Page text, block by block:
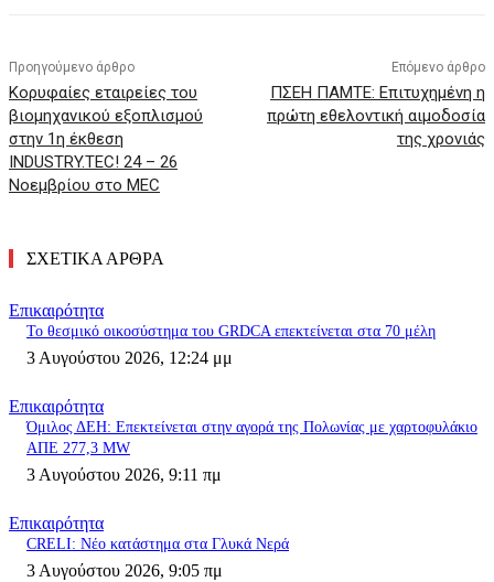
Προηγούμενο άρθρο
Κορυφαίες εταιρείες του
βιομηχανικού εξοπλισμού
στην 1η έκθεση
INDUSTRY.TEC! 24 – 26
Νοεμβρίου στο MEC
Επόμενο άρθρο
ΠΣΕΗ ΠΑΜΤΕ: Επιτυχημένη η
πρώτη εθελοντική αιμοδοσία
της χρονιάς
ΣΧΕΤΙΚΑ ΑΡΘΡΑ
Επικαιρότητα
Το θεσμικό οικοσύστημα του GRDCA επεκτείνεται στα 70 μέλη
3 Αυγούστου 2026, 12:24 μμ
Επικαιρότητα
Όμιλος ΔΕΗ: Επεκτείνεται στην αγορά της Πολωνίας με χαρτοφυλάκιο
ΑΠΕ 277,3 MW
3 Αυγούστου 2026, 9:11 πμ
Επικαιρότητα
CRELI: Νέο κατάστημα στα Γλυκά Νερά
3 Αυγούστου 2026, 9:05 πμ